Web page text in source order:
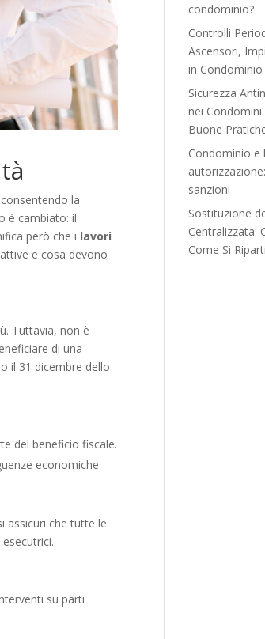
la
è cambiato: il
però che i lavori
e cosa devono
Tuttavia, non è
di una
il 31 dicembre dello
del beneficio fiscale.
economiche
assicuri che tutte le
su parti
condominio?
Controlli
Ascensori,
in Condominio
Sicurezza
nei
Buone
Condominio e
sanzioni
Sostituzione
Centralizzata:
Come Si